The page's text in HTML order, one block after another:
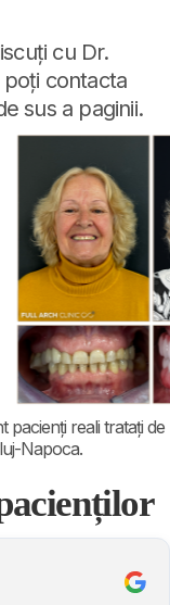
cu Dr.
contacta
sus a paginii.
pacienți reali tratați de
Napoca.